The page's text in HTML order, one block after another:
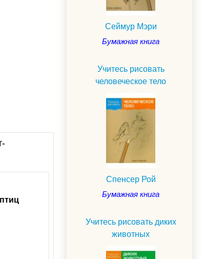
птиц
Сеймур Мэри
Бумажная книга
Учитесь рисовать
человеческое тело
Спенсер Рой
Бумажная книга
Учитесь рисовать диких
животных